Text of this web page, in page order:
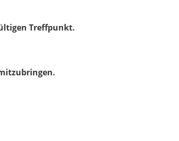
Treffpunkt.